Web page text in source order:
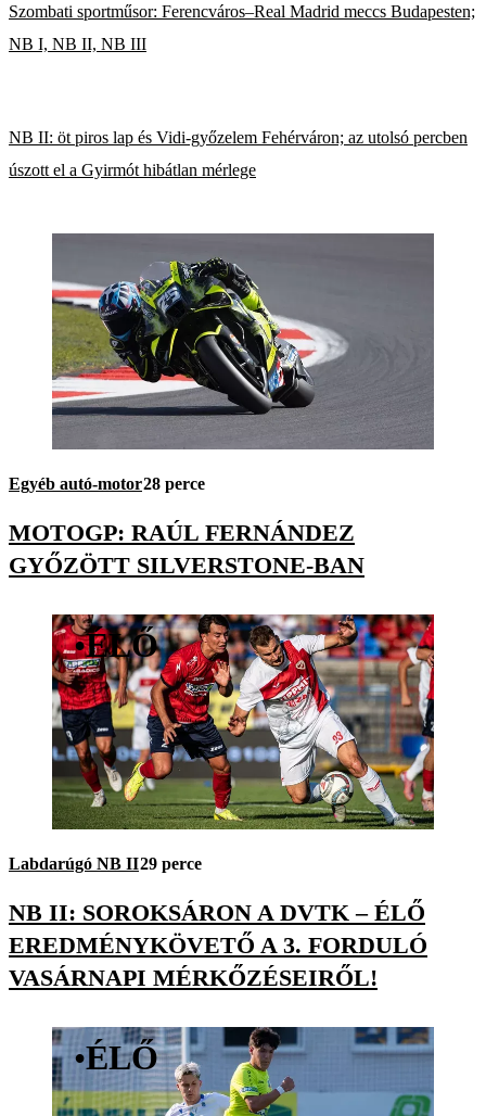
Szombati sportműsor: Ferencváros–Real Madrid meccs Budapesten;
NB I, NB II, NB III
NB II: öt piros lap és Vidi-győzelem Fehérváron; az utolsó percben
úszott el a Gyirmót hibátlan mérlege
Egyéb autó-motor28 perce
MOTOGP: RAÚL FERNÁNDEZ
GYŐZÖTT SILVERSTONE-BAN
•ÉLŐ
Labdarúgó NB II29 perce
NB II: SOROKSÁRON A DVTK – ÉLŐ
EREDMÉNYKÖVETŐ A 3. FORDULÓ
VASÁRNAPI MÉRKŐZÉSEIRŐL!
•ÉLŐ